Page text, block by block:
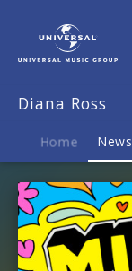
News
Diana Ross
Home News